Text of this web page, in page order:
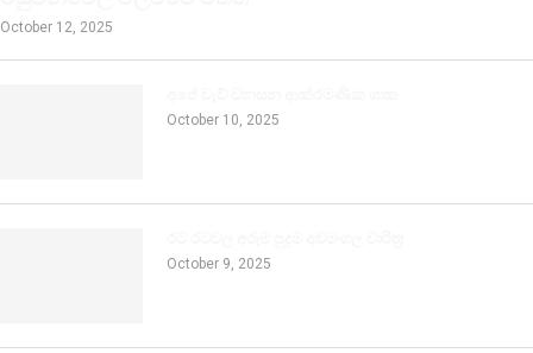
October 12, 2025
October 10, 2025
October 9, 2025